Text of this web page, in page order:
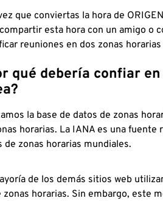
que conviertas la hora de
esta hora con un amigo o
reuniones en dos zonas
qué debería confiar
la base de datos de zonas
horarias. La IANA es una
de zonas horarias mundiales.
de los demás sitios web
zonas horarias. Sin embargo, este